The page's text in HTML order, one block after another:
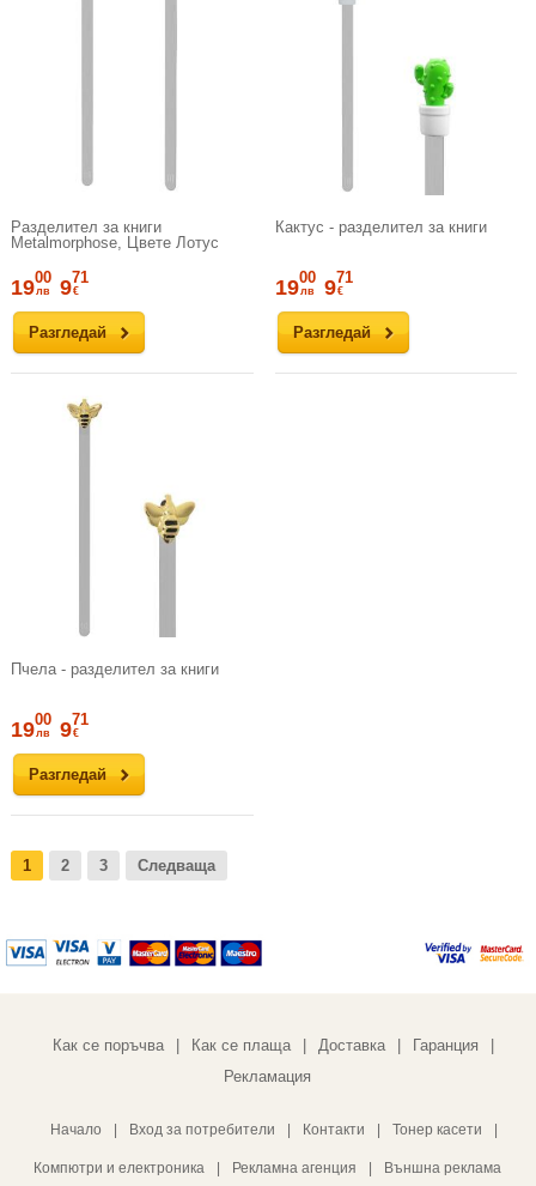
Разделител за книги
Metalmorphose, Цвете Лотус
Разгледай
1900
лв 971
€
Кактус - разделител за книги
Разгледай
1900
лв 971
€
Пчела - разделител за книги
Разгледай
1900
лв 971
€
1 2 3 Следваща
Как се поръчва Как се плаща Доставка Гаранция
Рекламация
Начало | Вход за потребители | Контакти | Тонер касети |
Компютри и електроника | Рекламна агенция | Външна реклама